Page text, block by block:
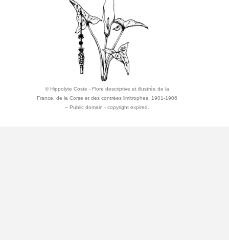
© Hippolyte Coste - Flore descriptive et illustrée de la
France, de la Corse et des contrées limitrophes, 1901-1906
– Public domain - copyright expired.